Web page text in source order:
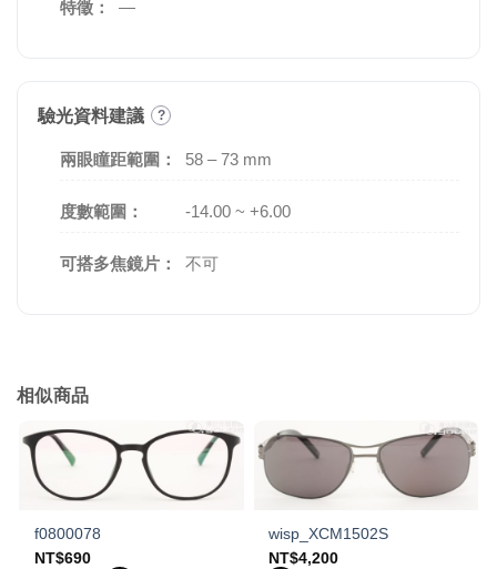
特徵： —
驗光資料建議 ?
兩眼瞳距範圍： 58 – 73 mm
度數範圍： -14.00 ~ +6.00
可搭多焦鏡片： 不可
相似商品
f0800078
NT$690
wisp_XCM1502S
NT$4,200